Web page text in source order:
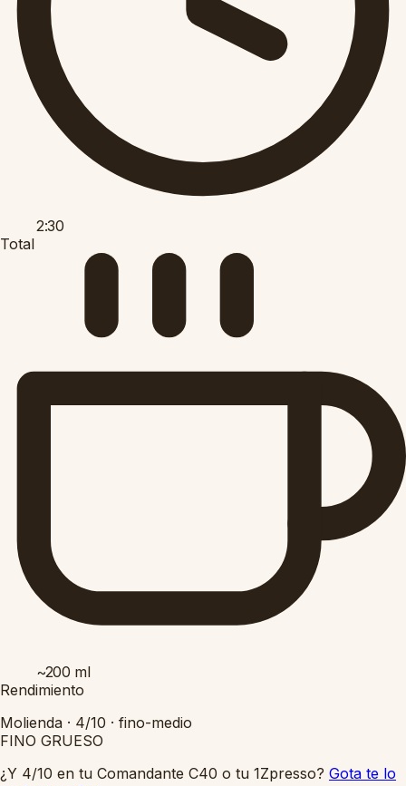
2:30
Total
~200 ml
Rendimiento
Molienda · 4/10 · fino-medio
FINO GRUESO
¿Y 4/10 en tu Comandante C40 o tu 1Zpresso? Gota te lo